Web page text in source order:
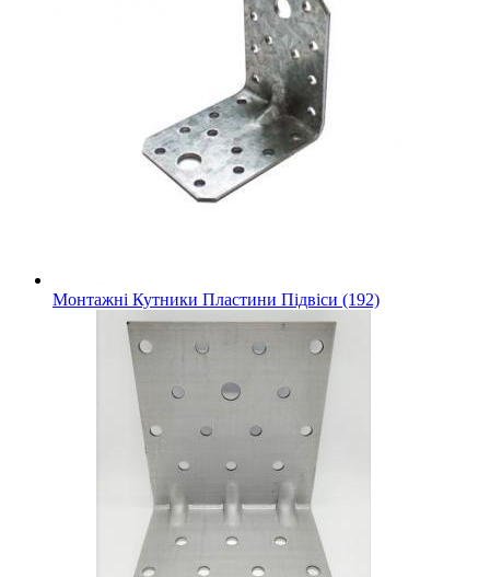
Монтажні Кутники Пластини Підвіси (192)